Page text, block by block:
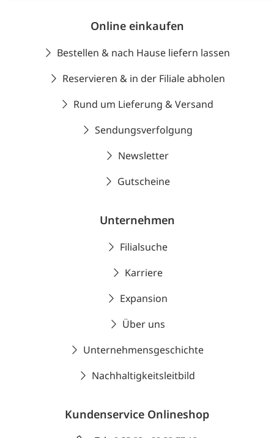
Online einkaufen
Bestellen & nach Hause liefern lassen
Reservieren & in der Filiale abholen
Rund um Lieferung & Versand
Sendungsverfolgung
Newsletter
Gutscheine
Unternehmen
Filialsuche
Karriere
Expansion
Über uns
Unternehmensgeschichte
Nachhaltigkeitsleitbild
Kundenservice Onlineshop